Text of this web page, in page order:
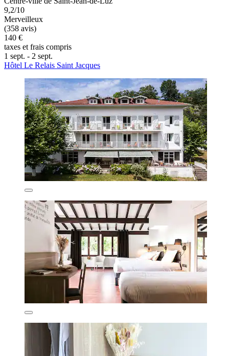
9,2/10
Merveilleux
(358 avis)
140 €
taxes et frais compris
1 sept. - 2 sept.
Hôtel Le Relais Saint Jacques